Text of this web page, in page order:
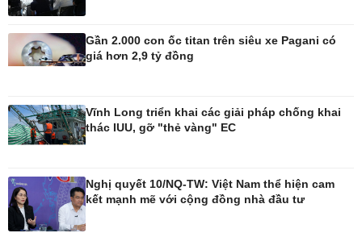
Ô tô
Tư vấn
Doanh nhân
Tin Công nghệ
Trải nghiệm
Chuyển đổi số
Cây thuốc
Sản phụ khoa
Gần 2.000 con ốc titan trên siêu xe Pagani có
giá hơn 2,9 tỷ đồng
Vĩnh Long triển khai các giải pháp chống khai
thác IUU, gỡ "thẻ vàng" EC
Nghị quyết 10/NQ-TW: Việt Nam thể hiện cam
kết mạnh mẽ với cộng đồng nhà đầu tư